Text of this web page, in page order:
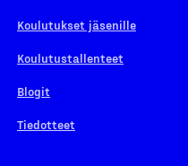
Koulutukset jäsenille
Koulutustallenteet
Blogit
Tiedotteet